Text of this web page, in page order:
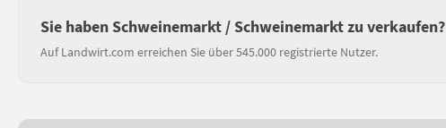
Sie haben Schweinemarkt / Schweinemarkt zu verkaufen?
Auf Landwirt.com erreichen Sie über 545.000 registrierte Nutzer.